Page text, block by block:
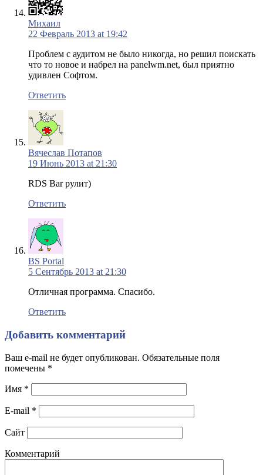
Михаил
22 Февраль 2013 at 19:42
Проблем с аудитом не было никогда, но решил поискать
что то новое и набрел на panelwm.net, был приятно
удивлен Софтом.
Ответить
Вячеслав Потапов
19 Июнь 2013 at 21:30
RDS Bar рулит)
Ответить
BS Portal
5 Сентябрь 2013 at 21:30
Отличная программа. Спасибо.
Ответить
Добавить комментарий
Ваш e-mail не будет опубликован. Обязательные поля
помечены *
Имя *
E-mail *
Сайт
Комментарий